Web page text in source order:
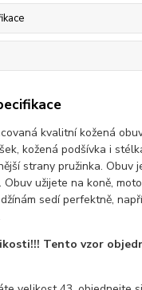
kvalitní kožená
kožená podšívka i
strany pružinka. Obuv
užijete na koně,
sedí perfektně,
Tento vzor